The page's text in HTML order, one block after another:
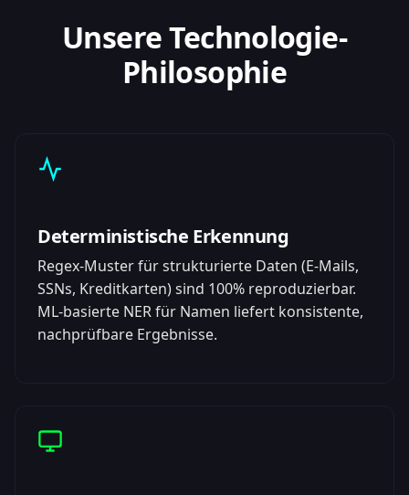
Unsere Technologie-
Philosophie
Deterministische Erkennung
Regex-Muster für strukturierte Daten (E-Mails,
SSNs, Kreditkarten) sind 100% reproduzierbar.
ML-basierte NER für Namen liefert konsistente,
nachprüfbare Ergebnisse.